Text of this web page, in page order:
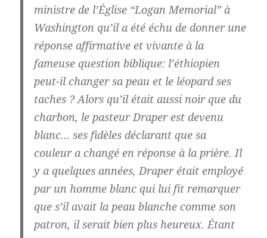
ministre de l’Église “Logan Memorial” à
Washington qu’il a été échu de donner une
réponse affirmative et vivante à la
fameuse question biblique: l’éthiopien
peut-il changer sa peau et le léopard ses
taches ? Alors qu’il était aussi noir que du
charbon, le pasteur Draper est devenu
blanc… ses fidèles déclarant que sa
couleur a changé en réponse à la prière. Il
y a quelques années, Draper était employé
par un homme blanc qui lui fit remarquer
que s’il avait la peau blanche comme son
patron, il serait bien plus heureux. Étant